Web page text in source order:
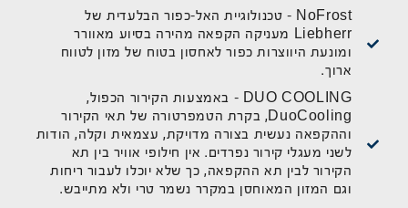
NoFrost - טכנולוגיית האל-כפור הבלעדית של
Liebherr מעניקה הקפאה מהירה בסיוע מאוורר
ומונעת היווצרות כפור לאחסון בטוח של מזון לטווח
ארוך.
DUO COOLING – באמצעות הקירור הכפול,
DuoCooling, בקרת הטמפרטורה של תאי הקירור
וההקפאה נעשית בצורה מדויקת, עצמאית וקלה, הודות
לשני מעגלי קירור נפרדים. אין חילופי אוויר בין תא
הקירור לבין תא ההקפאה, כך שלא יוכלו לעבור ריחות
וגם המזון המאוחסן במקרר נשמר טרי ולא מתייבש.